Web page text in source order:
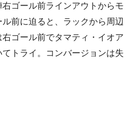
ゴール前ラインアウトからモ
前に迫ると、ラックから周辺
ゴール前でタマティ・イオア
トライ。コンバージョンは失